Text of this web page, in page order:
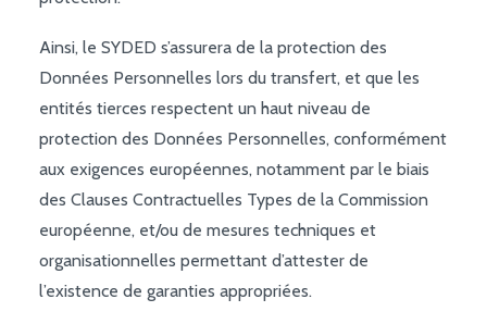
Ainsi, le SYDED s’assurera de la protection des
Données Personnelles lors du transfert, et que les
entités tierces respectent un haut niveau de
protection des Données Personnelles, conformément
aux exigences européennes, notamment par le biais
des Clauses Contractuelles Types de la Commission
européenne, et/ou de mesures techniques et
organisationnelles permettant d’attester de
l’existence de garanties appropriées.